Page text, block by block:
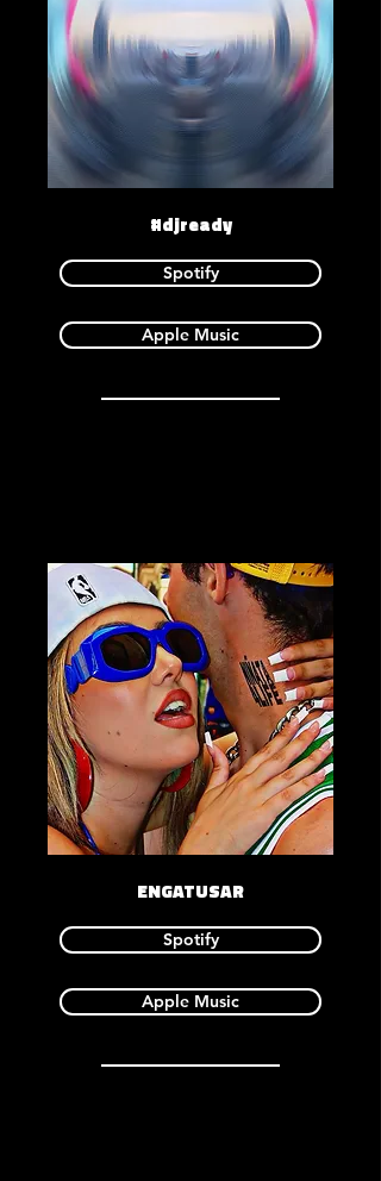
#djready
Spotify
Apple Music
ENGATUSAR
Spotify
Apple Music